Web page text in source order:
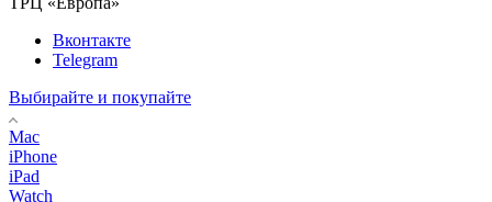
Вконтакте
Telegram
Выбирайте и покупайте
Mac
iPhone
iPad
Watch